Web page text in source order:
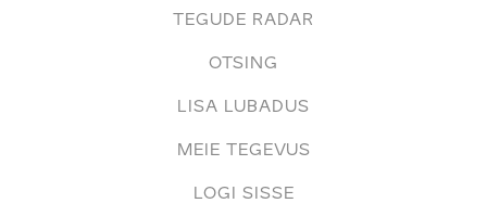
TEGUDE RADAR
OTSING
LISA LUBADUS
MEIE TEGEVUS
LOGI SISSE